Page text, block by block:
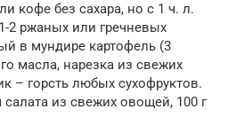
кофе без сахара, но с 1 ч. л.
2 ржаных или гречневых
в мундире картофель (3
масла, нарезка из свежих
– горсть любых сухофруктов.
из свежих овощей, 100 г